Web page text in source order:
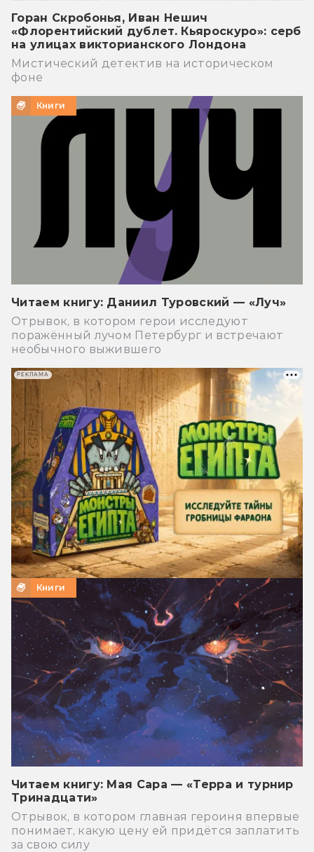
Горан Скробонья, Иван Нешич
«Флорентийский дублет. Кьяроскуро»: серб
на улицах викторианского Лондона
Мистический детектив на историческом
фоне
Книги
Читаем книгу: Даниил Туровский — «Луч»
Отрывок, в котором герои исследуют
поражённый лучом Петербург и встречают
необычного выжившего
Книги
Читаем книгу: Мая Сара — «Терра и турнир
Тринадцати»
Отрывок, в котором главная героиня впервые
понимает, какую цену ей придётся заплатить
за свою силу
РЕКЛАМА